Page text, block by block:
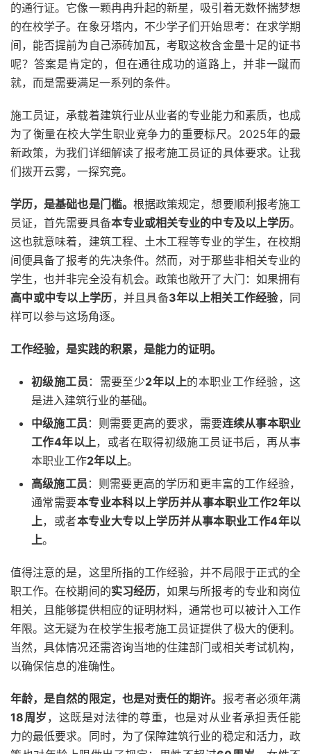
的通行证。它像一颗冉冉升起的新星，吸引着无数怀揣梦想
的在校学子。在象牙塔内，不少学子们开始思考：在求学期
间，能否提前为自己添砖加瓦，考取这枚含金量十足的证书
呢？答案是肯定的，但在通往成功的道路上，并非一蹴而
就，而是需要满足一系列的条件。
施工员证，承载着建筑行业从业者的专业能力和素质，也成
为了衡量在校大学生职业竞争力的重要标尺。2025年的最
新政策，为我们详细解读了报考施工员证的具体要求。让我
们拨开云雾，一探究竟。
学历，是基础也是门槛。 根据政策规定，想要顺利报考施工
员证，首先需要具备本专业或相关专业的中专及以上学历。
这也就意味着，建筑工程、土木工程等专业的学生，在校期
间便具备了报考的先决条件。然而，对于那些非相关专业的
学生，也并非完全没有机会。政策也敞开了大门：如果拥有
高中或中专以上学历，并且具备3年以上相关工作经验，同
样可以参与这场角逐。
工作经验，是实践的积累，是能力的证明。
初级施工员 ：需要至少2年以上的本职业工作经验，这
是进入建筑行业的基础。
中级施工员 ：则需要更高的要求，需要连续从事本职业
工作4年以上，或者在取得初级施工员证书后，再从事
本职业工作2年以上。
高级施工员 ：则需要更高的学历和更丰富的工作经验，
通常需要本专业本科以上学历并从事本职业工作2年以
上，或者本专业大专以上学历并从事本职业工作4年以
上。
值得注意的是，这里所指的工作经验，并不局限于正式的全
职工作。在校期间的实习经历，如果与所报考的专业和岗位
相关，且能够提供相应的证明材料，通常也可以被计入工作
年限。这无疑为在校学生报考施工员证提供了极大的便利。
当然，具体情况还需咨询当地的住建部门或相关考试机构，
以确保信息的准确性。
年龄，是自然的限定，也是对责任的期许。 报考者必须年满
18周岁 ，这既是对法律的尊重，也是对从业者承担责任能
力的最低要求。同时，为了保障建筑行业的稳定和活力，政